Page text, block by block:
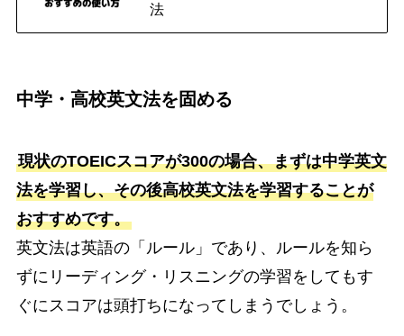
法
中学・高校英文法を固める
現状のTOEICスコアが300の場合、まずは中学英文
法を学習し、その後高校英文法を学習することが
おすすめです。
英文法は英語の「ルール」であり、ルールを知ら
ずにリーディング・リスニングの学習をしてもす
ぐにスコアは頭打ちになってしまうでしょう。